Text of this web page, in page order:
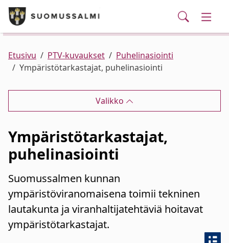
Siirry pääsisältöön
Puhelinluettelo/yhteystiedot
Palvelut
Ajankohtaista
Verkkokauppa
Haku
Kunta ja hallinto
Asuminen ja ympäristö
Elinvoima
Kulttuuri, vapaa-aika ja nuoret
Etusivu PTV-kuvaukset
Puhelinasiointi
Ympäristötarkastajat, puhelinasiointi
Valikko
Ympäristötarkastajat,
puhelinasiointi
Suomussalmen kunnan
ympäristöviranomaisena toimii tekninen
lautakunta ja viranhaltijatehtäviä hoitavat
ympäristötarkastajat.